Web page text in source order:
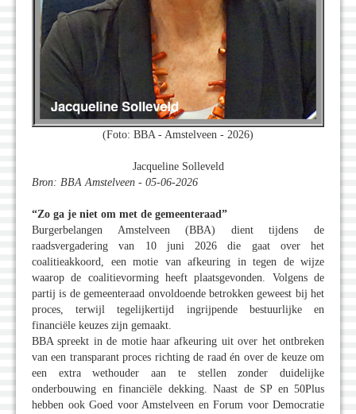
(Foto: BBA - Amstelveen - 2026)
Jacqueline Solleveld
Bron: BBA Amstelveen - 05-06-2026
“Zo ga je niet om met de gemeenteraad”
Burgerbelangen Amstelveen (BBA) dient tijdens de
raadsvergadering van 10 juni 2026 die gaat over het
coalitieakkoord, een motie van afkeuring in tegen de wijze
waarop de coalitievorming heeft plaatsgevonden. Volgens de
partij is de gemeenteraad onvoldoende betrokken geweest bij het
proces, terwijl tegelijkertijd ingrijpende bestuurlijke en
financiële keuzes zijn gemaakt.
BBA spreekt in de motie haar afkeuring uit over het ontbreken
van een transparant proces richting de raad én over de keuze om
een extra wethouder aan te stellen zonder duidelijke
onderbouwing en financiële dekking. Naast de SP en 50Plus
hebben ook Goed voor Amstelveen en Forum voor Democratie